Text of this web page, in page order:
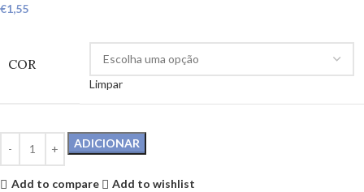
€1,55
COR
Limpar
ADICIONAR
Add to compare
Add to wishlist